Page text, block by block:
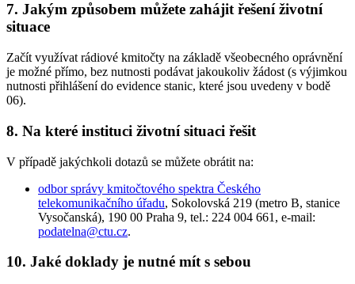
7. Jakým způsobem můžete zahájit řešení životní
situace
Začít využívat rádiové kmitočty na základě všeobecného oprávnění
je možné přímo, bez nutnosti podávat jakoukoliv žádost (s výjimkou
nutnosti přihlášení do evidence stanic, které jsou uvedeny v bodě
06).
8. Na které instituci životní situaci řešit
V případě jakýchkoli dotazů se můžete obrátit na:
odbor správy kmitočtového spektra Českého
telekomunikačního úřadu, Sokolovská 219 (metro B, stanice
Vysočanská), 190 00 Praha 9, tel.: 224 004 661, e-mail:
podatelna@ctu.cz.
10. Jaké doklady je nutné mít s sebou